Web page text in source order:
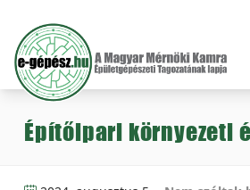
Építőipari környezeti